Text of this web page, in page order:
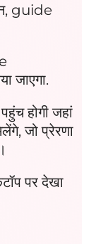
guide
जाएगा.
होगी जहां
जो प्रेरणा
पर देखा